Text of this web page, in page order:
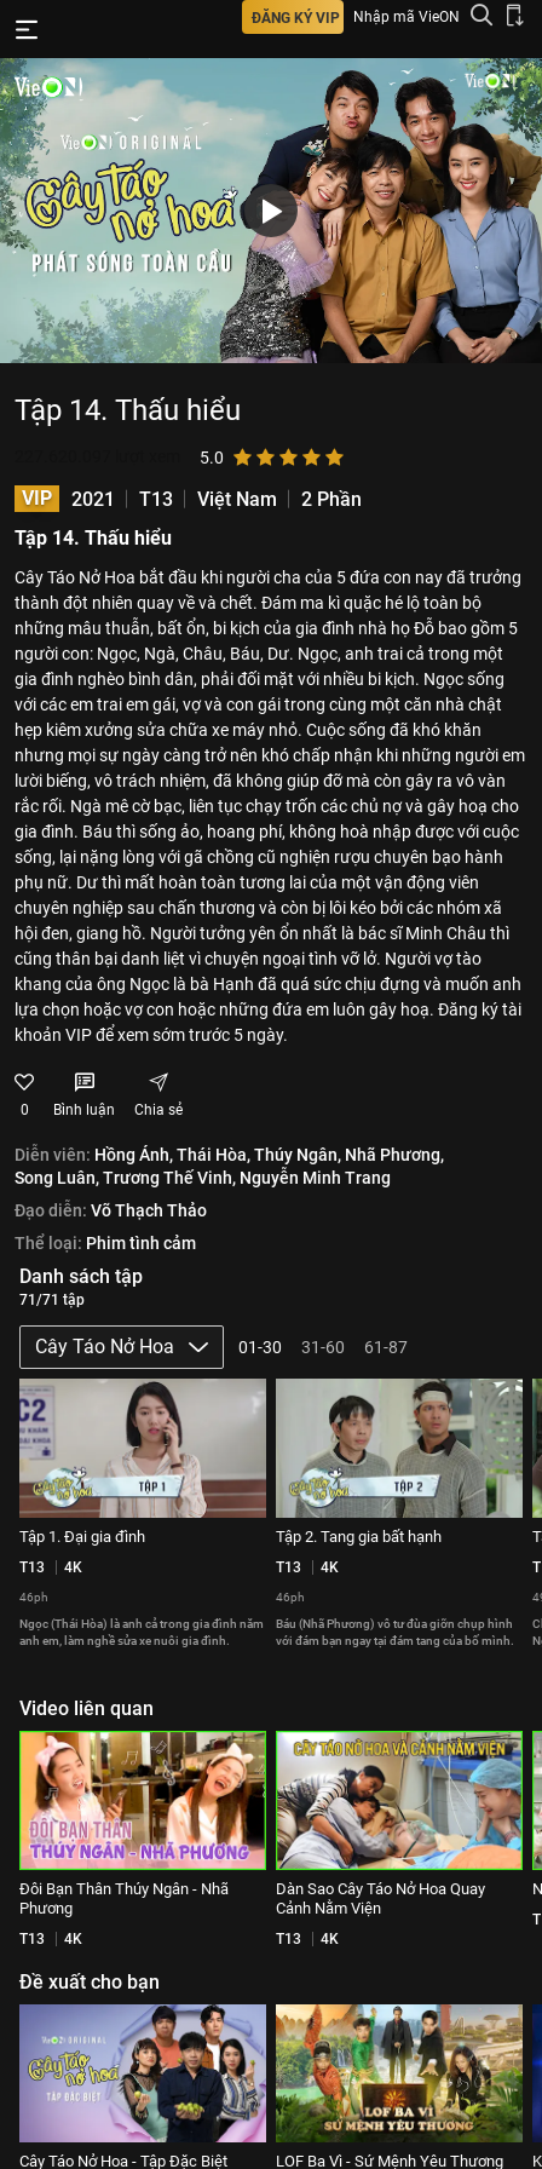
ĐĂNG KÝ VIP Nhập mã VieON
Tập 14. Thấu hiểu
5.0
VIP 2021 T13 Việt Nam
2 Phần
Tập 14. Thấu hiểu
Cây Táo Nở Hoa bắt đầu khi người cha của 5 đứa con nay đã trưởng
thành đột nhiên quay về và chết. Đám ma kì quặc hé lộ toàn bộ
những mâu thuẫn, bất ổn, bi kịch của gia đình nhà họ Đỗ bao gồm 5
người con: Ngọc, Ngà, Châu, Báu, Dư. Ngọc, anh trai cả trong một
gia đình nghèo bình dân, phải đối mặt với nhiều bi kịch. Ngọc sống
với các em trai em gái, vợ và con gái trong cùng một căn nhà chật
hẹp kiêm xưởng sửa chữa xe máy nhỏ. Cuộc sống đã khó khăn
nhưng mọi sự ngày càng trở nên khó chấp nhận khi những người em
lười biếng, vô trách nhiệm, đã không giúp đỡ mà còn gây ra vô vàn
rắc rối. Ngà mê cờ bạc, liên tục chạy trốn các chủ nợ và gây hoạ cho
gia đình. Báu thì sống ảo, hoang phí, không hoà nhập được với cuộc
sống, lại nặng lòng với gã chồng cũ nghiện rượu chuyên bạo hành
phụ nữ. Dư thì mất hoàn toàn tương lai của một vận động viên
chuyên nghiệp sau chấn thương và còn bị lôi kéo bởi các nhóm xã
hội đen, giang hồ. Người tưởng yên ổn nhất là bác sĩ Minh Châu thì
cũng thân bại danh liệt vì chuyện ngoại tình vỡ lở. Người vợ tào
khang của ông Ngọc là bà Hạnh đã quá sức chịu đựng và muốn anh
lựa chọn hoặc vợ con hoặc những đứa em luôn gây hoạ. Đăng ký tài
khoản VIP để xem sớm trước 5 ngày.
0 Bình luận Chia sẻ
Diễn viên: Hồng Ánh,Thái Hòa,Thúy Ngân, Nhã Phương,
Song Luân,Trương Thế Vinh, Nguyễn Minh Trang
Đạo diễn: Võ Thạch Thảo
Thể loại: Phim tình cảm
Danh sách tập
71/71 tập
Cây Táo Nở Hoa 01-30 31-60 61-87
Tập 1. Đại gia đình
T13 4K
46ph
Ngọc (Thái Hòa) là anh cả trong gia đình năm
anh em, làm nghề sửa xe nuôi gia đình.
Tập 2. Tang gia bất hạnh
T13 4K
46ph
Báu (Nhã Phương) vô tư đùa giỡn chụp hình
với đám bạn ngay tại đám tang của bố mình.
Video liên quan
Đôi Bạn Thân Thúy Ngân - Nhã
Phương
T13 4K
Dàn Sao Cây Táo Nở Hoa Quay
Cảnh Nằm Viện
T13 4K
Đề xuất cho bạn
Cây Táo Nở Hoa - Tập Đặc Biệt LOF Ba Vì - Sứ Mệnh Yêu Thương